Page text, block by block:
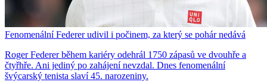
Fenomenální Federer udivil i počinem, za který se pohár nedává
Roger Federer během kariéry odehrál 1750 zápasů ve dvouhře a
čtyřhře. Ani jediný po zahájení nevzdal. Dnes fenomenální
švýcarský tenista slaví 45. narozeniny.